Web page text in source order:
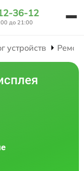
36-12
до 21:00
устройств